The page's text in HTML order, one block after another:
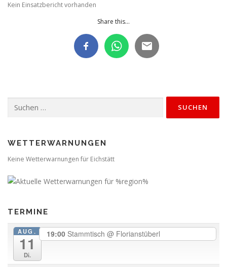
Kein Einsatzbericht vorhanden
Share this...
nach:
WETTERWARNUNGEN
Keine Wetterwarnungen für Eichstätt
TERMINE
AUG.
11
Di.
19:00 Stammtisch @ Florianstüberl